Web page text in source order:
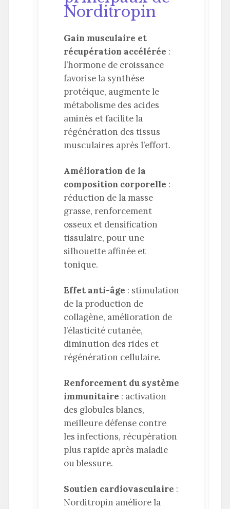
Norditropin
Gain musculaire et
récupération accélérée :
l’hormone de croissance
favorise la synthèse
protéique, augmente le
métabolisme des acides
aminés et facilite la
régénération des tissus
musculaires après l’effort.
Amélioration de la
composition corporelle :
réduction de la masse
grasse, renforcement
osseux et densification
tissulaire, pour une
silhouette affinée et
tonique.
Effet anti-âge : stimulation
de la production de
collagène, amélioration de
l’élasticité cutanée,
diminution des rides et
régénération cellulaire.
Renforcement du système
immunitaire : activation
des globules blancs,
meilleure défense contre
les infections, récupération
plus rapide après maladie
ou blessure.
Soutien cardiovasculaire :
Norditropin améliore la